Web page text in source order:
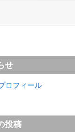
せ
ロフィール
投稿